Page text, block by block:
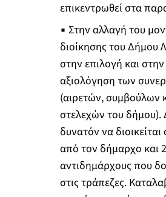
επικεντρωθεί στα
▪ Στην αλλαγή του
διοίκησης του Δήμου
στην επιλογή και στην
αξιολόγηση των
(αιρετών, συμβούλων
στελεχών του δήμου).
δυνατόν να
από τον δήμαρχο και 2
αντιδημάρχους που
στις τράπεζες.